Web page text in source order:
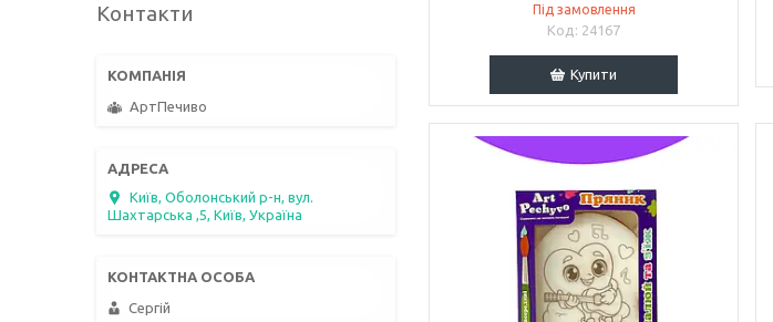
Під замовлення
24167
Купити
Контакти
АртПечиво
Київ, Оболонський р-н, вул.
Шахтарська ,5, Київ, Україна
Сергій